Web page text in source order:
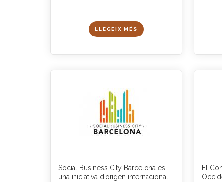
LLEGEIX MÉS
Social Business City Barcelona és
una iniciativa d’origen internacional,
El